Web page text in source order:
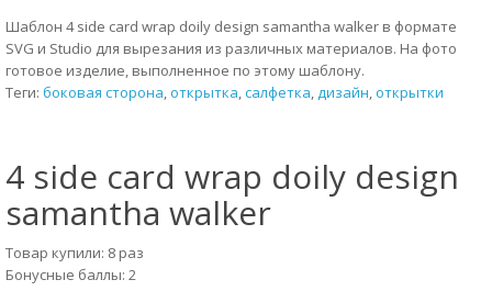
Шаблон 4 side card wrap doily design samantha walker в формате
SVG и Studio для вырезания из различных материалов. На фото
готовое изделие, выполненное по этому шаблону.
Теги: боковая сторона,открытка,салфетка,дизайн,открытки
4 side card wrap doily design
samantha walker
Товар купили: 8 раз
Бонусные баллы: 2